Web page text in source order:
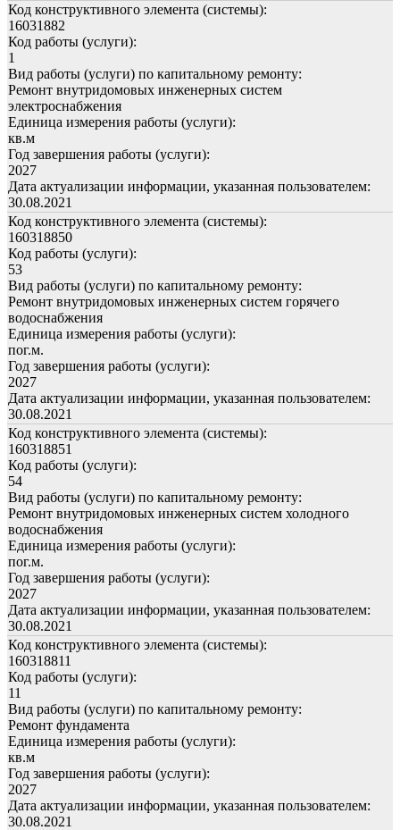
Код конструктивного элемента (системы):
16031882
Код работы (услуги):
1
Вид работы (услуги) по капитальному ремонту:
Ремонт внутридомовых инженерных систем
электроснабжения
Единица измерения работы (услуги):
кв.м
Год завершения работы (услуги):
2027
Дата актуализации информации, указанная пользователем:
30.08.2021
Код конструктивного элемента (системы):
160318850
Код работы (услуги):
53
Вид работы (услуги) по капитальному ремонту:
Ремонт внутридомовых инженерных систем горячего
водоснабжения
Единица измерения работы (услуги):
пог.м.
Год завершения работы (услуги):
2027
Дата актуализации информации, указанная пользователем:
30.08.2021
Код конструктивного элемента (системы):
160318851
Код работы (услуги):
54
Вид работы (услуги) по капитальному ремонту:
Ремонт внутридомовых инженерных систем холодного
водоснабжения
Единица измерения работы (услуги):
пог.м.
Год завершения работы (услуги):
2027
Дата актуализации информации, указанная пользователем:
30.08.2021
Код конструктивного элемента (системы):
160318811
Код работы (услуги):
11
Вид работы (услуги) по капитальному ремонту:
Ремонт фундамента
Единица измерения работы (услуги):
кв.м
Год завершения работы (услуги):
2027
Дата актуализации информации, указанная пользователем:
30.08.2021